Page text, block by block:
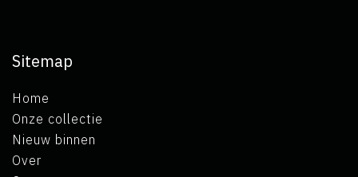
Sitemap
Home
Onze collectie
Nieuw binnen
Over